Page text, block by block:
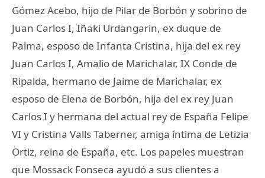
Gómez Acebo, hijo de Pilar de Borbón y sobrino de
Juan Carlos I, Iñaki Urdangarin, ex duque de
Palma, esposo de Infanta Cristina, hija del ex rey
Juan Carlos I, Amalio de Marichalar, IX Conde de
Ripalda, hermano de Jaime de Marichalar, ex
esposo de Elena de Borbón, hija del ex rey Juan
Carlos I y hermana del actual rey de España Felipe
VI y Cristina Valls Taberner, amiga íntima de Letizia
Ortiz, reina de España, etc. Los papeles muestran
que Mossack Fonseca ayudó a sus clientes a